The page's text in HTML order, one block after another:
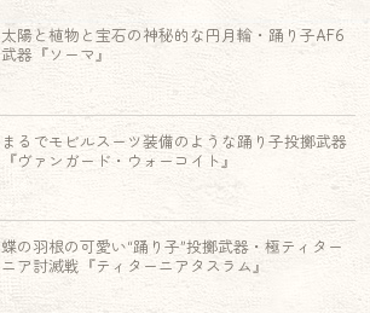
太陽と植物と宝石の神秘的な円月輪・踊り子AF6
武器『ソーマ』
まるでモビルスーツ装備のような踊り子投擲武器
『ヴァンガード・ウォーコイト』
蝶の羽根の可愛い“踊り子”投擲武器・極ティター
ニア討滅戦『ティターニアタスラム』